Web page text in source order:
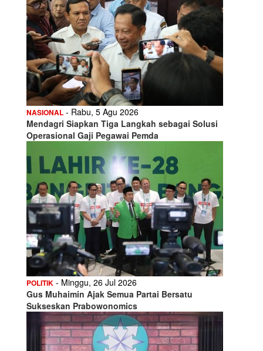
NASIONAL - Rabu, 5 Agu 2026
Mendagri Siapkan Tiga Langkah sebagai Solusi
Operasional Gaji Pegawai Pemda
POLITIK - Minggu, 26 Jul 2026
Gus Muhaimin Ajak Semua Partai Bersatu
Sukseskan Prabowonomics